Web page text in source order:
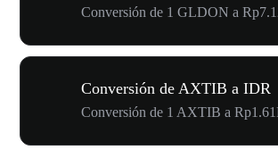
Conversión de 1 GLDON a
Conversión de AXTIB a IDR
Conversión de 1 AXTIB a